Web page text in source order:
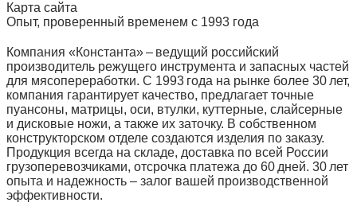
Карта сайта
Опыт, проверенный временем с 1993 года
Компания «Константа» – ведущий российский
производитель режущего инструмента и запасных частей
для мясопереработки. С 1993 года на рынке более 30 лет,
компания гарантирует качество, предлагает точные
пуансоны, матрицы, оси, втулки, куттерные, слайсерные
и дисковые ножи, а также их заточку. В собственном
конструкторском отделе создаются изделия по заказу.
Продукция всегда на складе, доставка по всей России
грузоперевозчиками, отсрочка платежа до 60 дней. 30 лет
опыта и надежность – залог вашей производственной
эффективности.